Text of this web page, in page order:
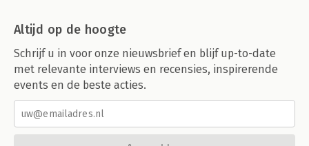
Altijd op de hoogte
Schrijf u in voor onze nieuwsbrief en blijf up-to-date
met relevante interviews en recensies, inspirerende
events en de beste acties.